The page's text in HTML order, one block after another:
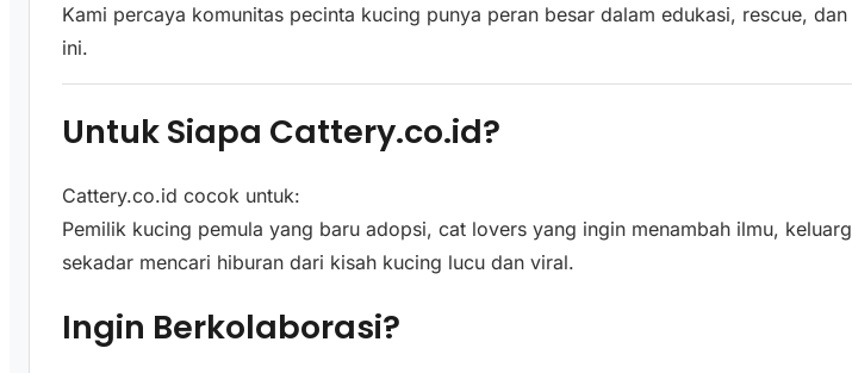
Kami percaya komunitas pecinta kucing punya peran besar dalam edukasi, rescue,
ini.
Untuk Siapa Cattery.co.id?
Cattery.co.id cocok untuk:
Pemilik kucing pemula yang baru adopsi, cat lovers yang ingin menambah ilmu,
sekadar mencari hiburan dari kisah kucing lucu dan viral.
Ingin Berkolaborasi?